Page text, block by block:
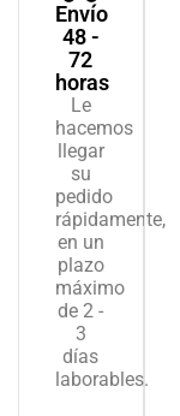
Envío
48 -
72
horas
Le
hacemos
llegar
su
pedido
rápidamente,
en un
plazo
máximo
de 2 -
3
días
laborables.